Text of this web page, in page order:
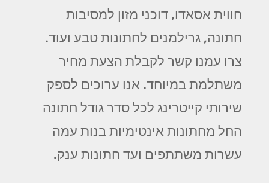
חווית אסאדו, דוכני מזון למסיבות
חתונה, גרילמנים לחתונות טבע ועוד.
צרו עמנו קשר לקבלת הצעת מחיר
משתלמת במיוחד. אנו ערוכים לספק
שירותי קייטרינג לכל סדר גודל חתונה
החל מחתונות אינטימיות בנות עמה
עשרות משתתפים ועד חתונות ענק.